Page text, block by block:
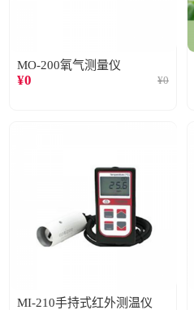
MO-200氧气测量仪
¥0 ¥0
MI-210手持式红外测温仪